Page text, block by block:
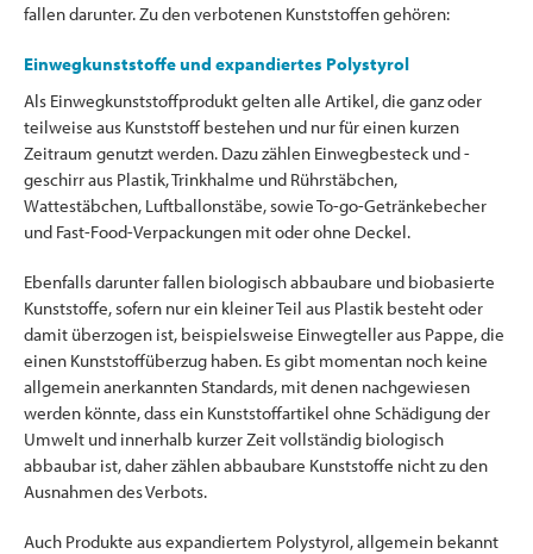
fallen darunter. Zu den verbotenen Kunststoffen gehören:
Einwegkunststoffe und expandiertes Polystyrol
Als Einwegkunststoffprodukt gelten alle Artikel, die ganz oder
teilweise aus Kunststoff bestehen und nur für einen kurzen
Zeitraum genutzt werden. Dazu zählen Einwegbesteck und -
geschirr aus Plastik, Trinkhalme und Rührstäbchen,
Wattestäbchen, Luftballonstäbe, sowie To-go-Getränkebecher
und Fast-Food-Verpackungen mit oder ohne Deckel.
Ebenfalls darunter fallen biologisch abbaubare und biobasierte
Kunststoffe, sofern nur ein kleiner Teil aus Plastik besteht oder
damit überzogen ist, beispielsweise Einwegteller aus Pappe, die
einen Kunststoffüberzug haben. Es gibt momentan noch keine
allgemein anerkannten Standards, mit denen nachgewiesen
werden könnte, dass ein Kunststoffartikel ohne Schädigung der
Umwelt und innerhalb kurzer Zeit vollständig biologisch
abbaubar ist, daher zählen abbaubare Kunststoffe nicht zu den
Ausnahmen des Verbots.
Auch Produkte aus expandiertem Polystyrol, allgemein bekannt